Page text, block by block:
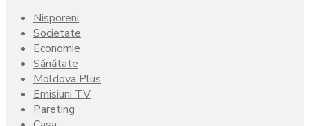
Nisporeni
Societate
Economie
Sănătate
Moldova Plus
Emisiuni TV
Pareting